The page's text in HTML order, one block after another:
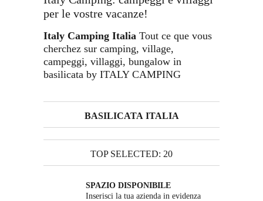
per le vostre vacanze!
Italy Camping Italia Tout ce que vous
cherchez sur camping, village,
campeggi, villaggi, bungalow in
basilicata by ITALY CAMPING
BASILICATA ITALIA
TOP SELECTED: 20
SPAZIO DISPONIBILE
Inserisci la tua azienda in evidenza